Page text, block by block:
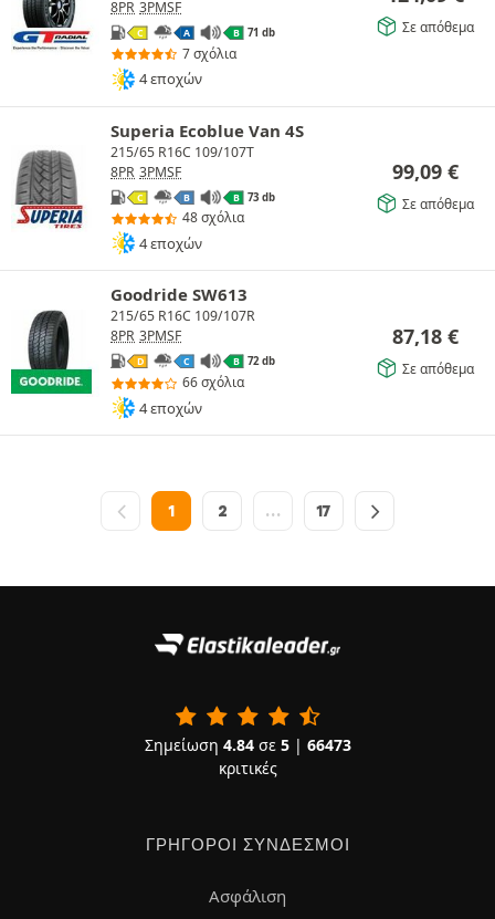
8PR 3PMSF
C A B 71 db
7 σχόλια
4 εποχών
Σε απόθεμα
Superia Ecoblue Van 4S
215/65 R16C 109/107T
8PR 3PMSF
C B B 73 db
48 σχόλια
4 εποχών
99,09 €
Σε απόθεμα
Goodride SW613
215/65 R16C 109/107R
8PR 3PMSF
D C B 72 db
66 σχόλια
4 εποχών
87,18 €
Σε απόθεμα
1 2 … 17
Σημείωση 4.84σε 5| 66473
κριτικές
ΓΡΉΓΟΡΟΙ ΣΎΝΔΕΣΜΟΙ
Ασφάλιση